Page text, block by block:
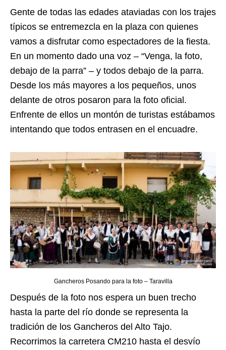
Gente de todas las edades ataviadas con los trajes
típicos se entremezcla en la plaza con quienes
vamos a disfrutar como espectadores de la fiesta.
En un momento dado una voz – “Venga, la foto,
debajo de la parra” – y todos debajo de la parra.
Desde los más mayores a los pequeños, unos
delante de otros posaron para la foto oficial.
Enfrente de ellos un montón de turistas estábamos
intentando que todos entrasen en el encuadre.
Gancheros Posando para la foto – Taravilla
Después de la foto nos espera un buen trecho
hasta la parte del río donde se representa la
tradición de los Gancheros del Alto Tajo.
Recorrimos la carretera CM210 hasta el desvío